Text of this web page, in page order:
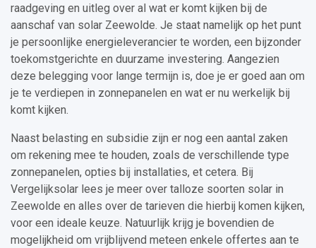
raadgeving en uitleg over al wat er komt kijken bij de
aanschaf van solar Zeewolde. Je staat namelijk op het punt
je persoonlijke energieleverancier te worden, een bijzonder
toekomstgerichte en duurzame investering. Aangezien
deze belegging voor lange termijn is, doe je er goed aan om
je te verdiepen in zonnepanelen en wat er nu werkelijk bij
komt kijken.
Naast belasting en subsidie zijn er nog een aantal zaken
om rekening mee te houden, zoals de verschillende type
zonnepanelen, opties bij installaties, et cetera. Bij
Vergelijksolar lees je meer over talloze soorten solar in
Zeewolde en alles over de tarieven die hierbij komen kijken,
voor een ideale keuze. Natuurlijk krijg je bovendien de
mogelijkheid om vrijblijvend meteen enkele offertes aan te